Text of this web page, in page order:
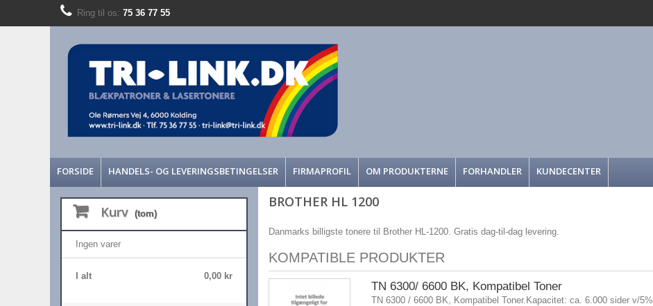
Ring til os: 75 36 77 55
FORSIDE HANDELS- OG LEVERINGSBETINGELSER FIRMAPROFIL OM PRODUKTERNE FORHANDLER KUNDECENTER
Kurv (tom)
Ingen varer
0,00 kr
I alt
BROTHER HL 1200
Danmarks billigste tonere til Brother HL-1200. Gratis dag-til-dag levering.
KOMPATIBLE PRODUKTER
TN 6300/ 6600 BK, Kompatibel Toner
TN 6300 / 6600 BK, Kompatibel Toner.Kapacitet: ca. 6.000 sider v/5%